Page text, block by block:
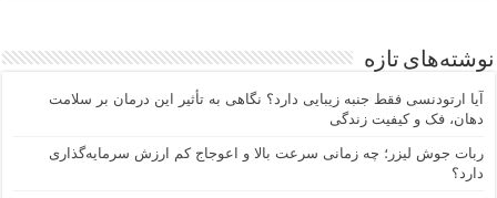
نوشته‌های تازه
آیا ارتودنسی فقط جنبه زیبایی دارد؟ نگاهی به تأثیر این درمان بر سلامت
دهان، فک و کیفیت زندگی
ربات جوش لیزر؛ چه زمانی سرعت بالا و اعوجاج کم ارزش سرمایه‌گذاری
دارد؟